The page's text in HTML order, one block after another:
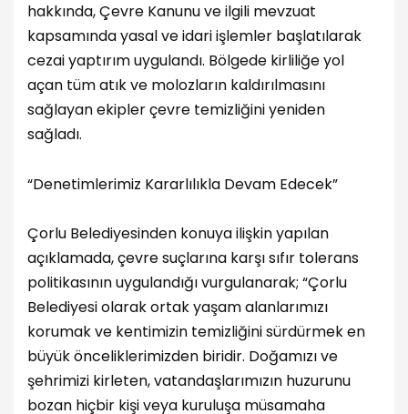
hakkında, Çevre Kanunu ve ilgili mevzuat
kapsamında yasal ve idari işlemler başlatılarak
cezai yaptırım uygulandı. Bölgede kirliliğe yol
açan tüm atık ve molozların kaldırılmasını
sağlayan ekipler çevre temizliğini yeniden
sağladı.
“Denetimlerimiz Kararlılıkla Devam Edecek”
Çorlu Belediyesinden konuya ilişkin yapılan
açıklamada, çevre suçlarına karşı sıfır tolerans
politikasının uygulandığı vurgulanarak; “Çorlu
Belediyesi olarak ortak yaşam alanlarımızı
korumak ve kentimizin temizliğini sürdürmek en
büyük önceliklerimizden biridir. Doğamızı ve
şehrimizi kirleten, vatandaşlarımızın huzurunu
bozan hiçbir kişi veya kuruluşa müsamaha